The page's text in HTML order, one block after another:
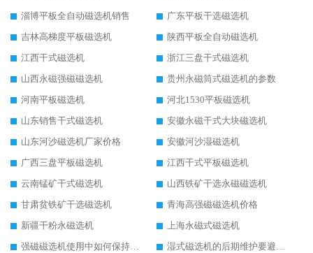
淄博平板全自动磁选机销售
广东平板干选磁选机
吉林高梯度平板磁选机
陕西平板全自动磁选机
江西干式磁选机
浙江三盘干式磁选机
山西永磁强磁磁选机
贵州永磁筒式磁选机的参数
河南平板磁选机
河北1530平板磁选机
山东销售干式磁选机
安徽永磁干式大块磁选机
山东河沙磁选机厂家价格
安徽河沙湿磁选机
广西三盘平板磁选机
江西干式平板磁选机
云南锰矿干式磁选机
山西铁矿干选永磁磁选机
甘肃贫铁矿干选磁选机
青海高强磁磁选机价格
新疆干粉永磁选机
上海永磁式磁选机
强磁磁选机使用中如何保持其顺畅运行
湿式磁选机的后期维护要避开哪些坑